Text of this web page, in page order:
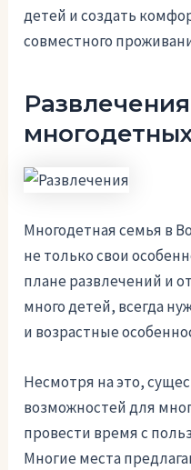
детей и создать
совместного
Многодетная семья в
не только свои
плане развлечений и
много детей, всегда
и возрастные
Несмотря на это,
возможностей для
провести время с
Многие места